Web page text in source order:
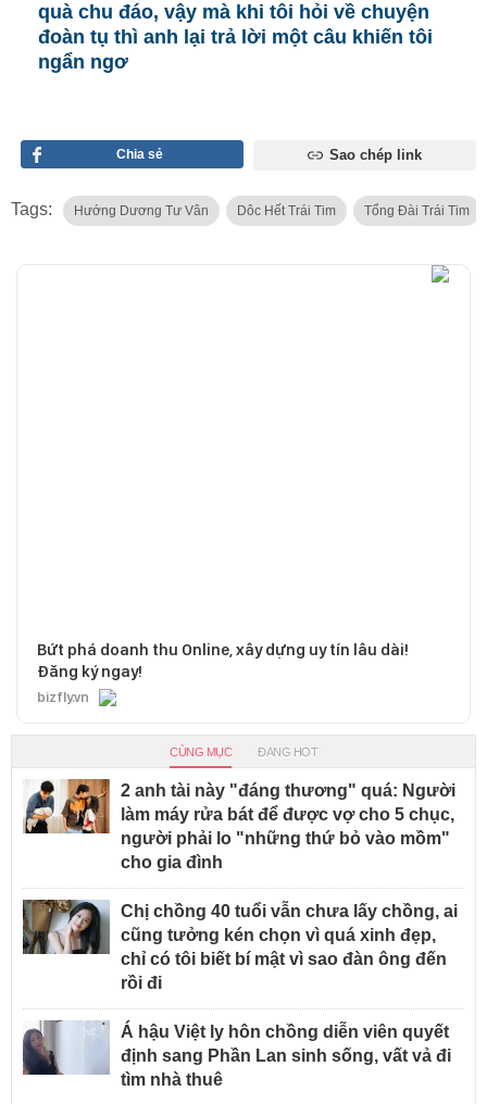
quà chu đáo, vậy mà khi tôi hỏi về chuyện
đoàn tụ thì anh lại trả lời một câu khiến tôi
ngẩn ngơ
Chia sẻ Sao chép link
Tags: Hướng Dương Tư Vân Dôc Hết Trái Tim Tổng Đài Trái Tim
Bứt phá doanh thu Online, xây dựng uy tín lâu dài!
Đăng ký ngay!
bizfly.vn
CÙNG MỤC ĐANG HOT
2 anh tài này "đáng thương" quá: Người
làm máy rửa bát để được vợ cho 5 chục,
người phải lo "những thứ bỏ vào mồm"
cho gia đình
Chị chồng 40 tuổi vẫn chưa lấy chồng, ai
cũng tưởng kén chọn vì quá xinh đẹp,
chỉ có tôi biết bí mật vì sao đàn ông đến
rồi đi
Á hậu Việt ly hôn chồng diễn viên quyết
định sang Phần Lan sinh sống, vất vả đi
tìm nhà thuê